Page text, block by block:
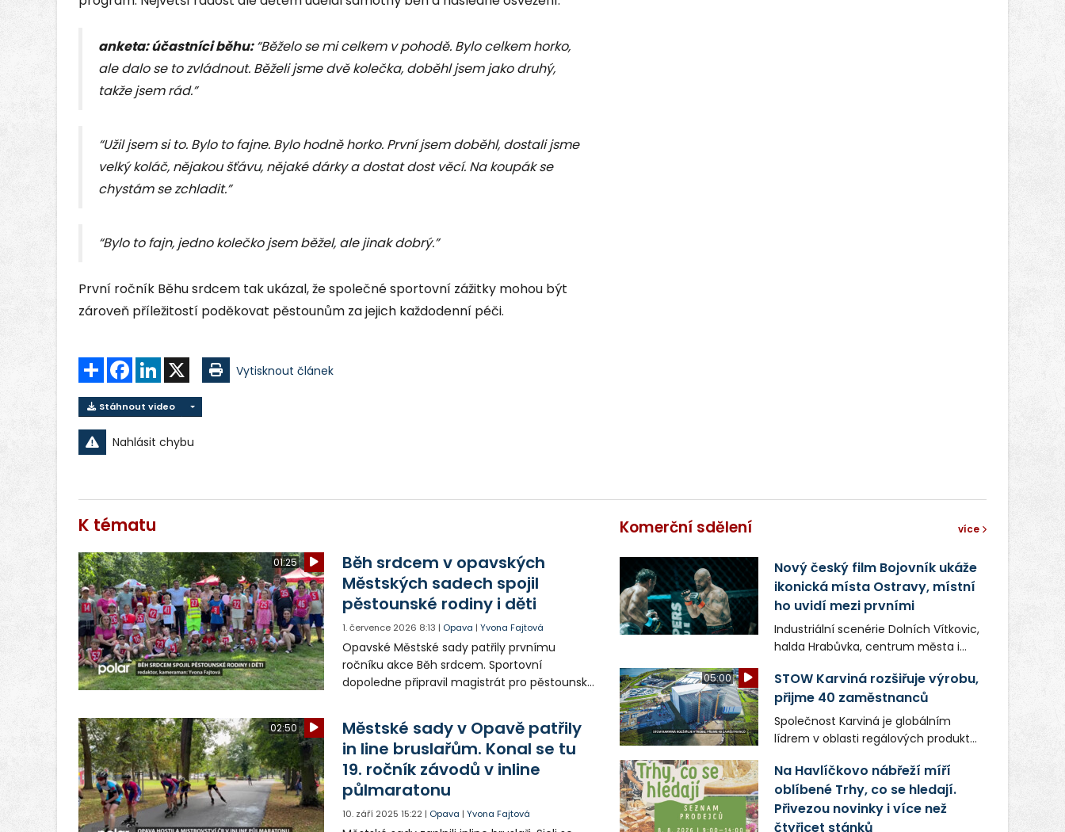
anketa: účastníci běhu:“Běželo se mi celkem v pohodě. Bylo celkem horko,
ale dalo se to zvládnout. Běželi jsme dvě kolečka, doběhl jsem jako druhý,
takže jsem rád.”
“Užil jsem si to. Bylo to fajne. Bylo hodně horko. První jsem doběhl, dostali jsme
velký koláč, nějakou šťávu, nějaké dárky a dostat dost věcí. Na koupák se
chystám se zchladit.”
“Bylo to fajn, jedno kolečko jsem běžel, ale jinak dobrý.”
První ročník Běhu srdcem tak ukázal, že společné sportovní zážitky mohou být
zároveň příležitostí poděkovat pěstounům za jejich každodenní péči.
Sdílet FacebookLinkedIn Vytisknout článek
Stáhnout video
Nahlásit chybu
K tématu
01:25
Běh srdcem v opavských
Městských sadech spojil
pěstounské rodiny i děti
1. července 2026 8:13 | Opava |Yvona Fajtová
Opavské Městské sady patřily prvnímu
ročníku akce Běh srdcem. Sportovní
dopoledne připravil magistrát pro pěstounské
02:50
Městské sady v Opavě patřily
in line bruslařům. Konal se tu
19. ročník závodů v inline
půlmaratonu
10. září 2025 15:22 | Opava |Yvona Fajtová
Komerční sdělení více
Nový český film Bojovník ukáže
ikonická místa Ostravy, místní
ho uvidí mezi prvními
Industriální scenérie Dolních Vítkovic,
halda Hrabůvka, centrum města i
v novém filmu Bojovník, který vstoupí
do kin už 13. srpna. Režiséři Vojtěch
Frič a Tomáš Dianiška si
moravskoslezskou metropoli
nevybrali náhodou – její syrová
atmosféra se stala přirozenou
součástí příběhu bývalého
boxerského šampiona Hoffa (Milan
Ondrík), jenž se po letech vrací do
05:00
STOW Karviná rozšiřuje výrobu,
přijme 40 zaměstnanců
Společnost Karviná je globálním
lídrem v oblasti regálových produktů
zaměstnavatelem na Karvinsku a
firmou s obrovským potenciálem.
Na Havlíčkovo nábřeží míří
oblíbené Trhy, co se hledají.
Přivezou novinky i více než
čtyřicet stánků